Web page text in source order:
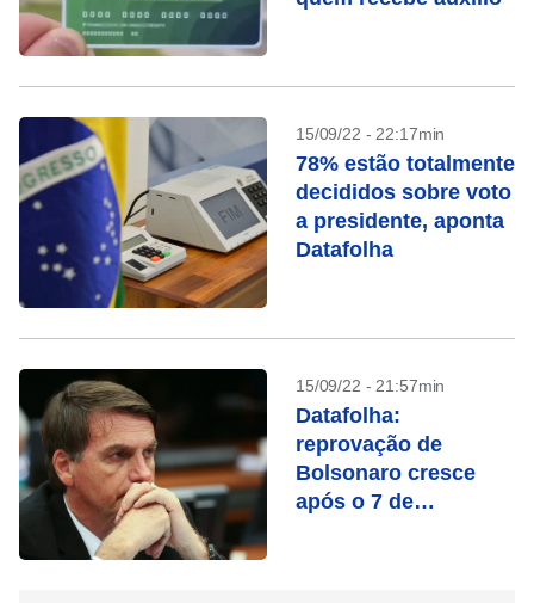
15/09/22 - 22:17min
78% estão totalmente
decididos sobre voto
a presidente, aponta
Datafolha
15/09/22 - 21:57min
Datafolha:
reprovação de
Bolsonaro cresce
após o 7 de